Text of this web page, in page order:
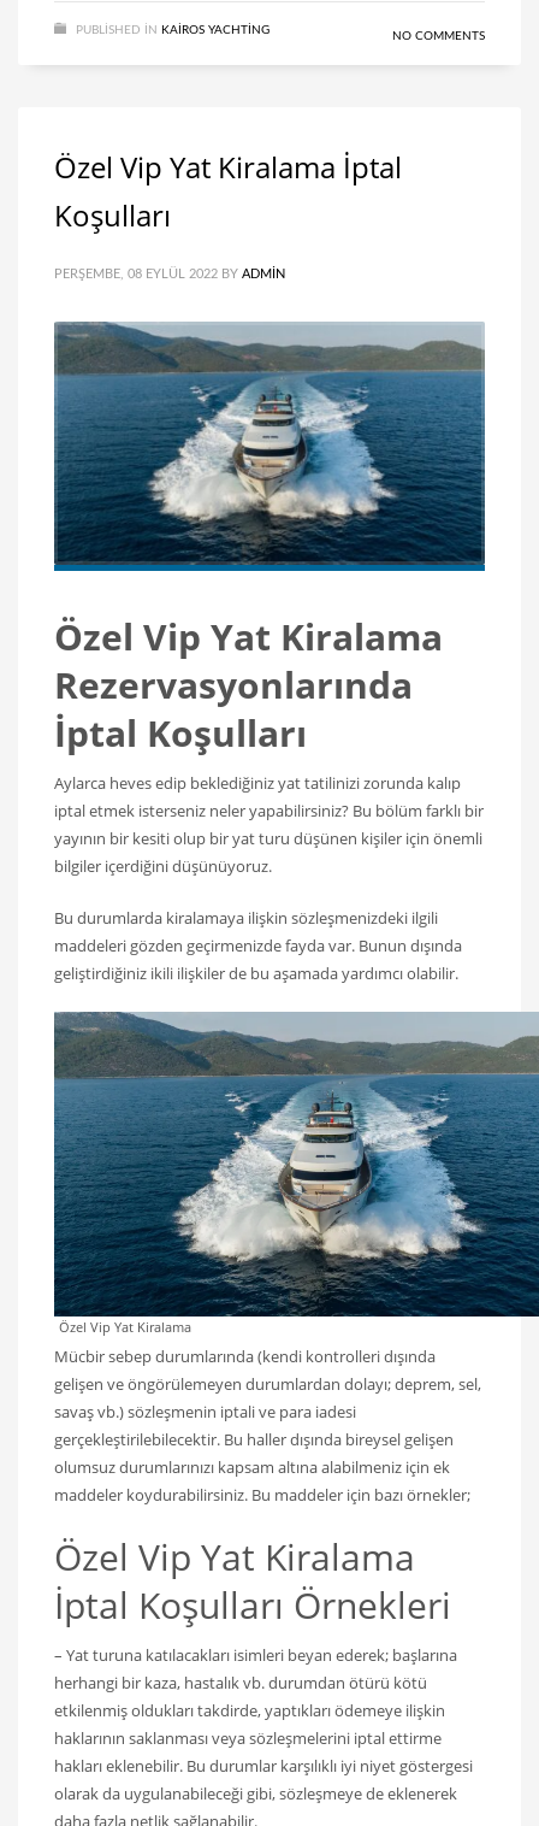
PUBLISHED IN KAIROS YACHTING NO COMMENTS
Özel Vip Yat Kiralama İptal
Koşulları
PERŞEMBE, 08 EYLÜL 2022 BY ADMIN
Özel Vip Yat Kiralama
Rezervasyonlarında
İptal Koşulları
Aylarca heves edip beklediğiniz yat tatilinizi zorunda kalıp
iptal etmek isterseniz neler yapabilirsiniz? Bu bölüm farklı bir
yayının bir kesiti olup bir yat turu düşünen kişiler için önemli
bilgiler içerdiğini düşünüyoruz.
Bu durumlarda kiralamaya ilişkin sözleşmenizdeki ilgili
maddeleri gözden geçirmenizde fayda var. Bunun dışında
geliştirdiğiniz ikili ilişkiler de bu aşamada yardımcı olabilir.
Özel Vip Yat Kiralama
Mücbir sebep durumlarında (kendi kontrolleri dışında
gelişen ve öngörülemeyen durumlardan dolayı; deprem, sel,
savaş vb.) sözleşmenin iptali ve para iadesi
gerçekleştirilebilecektir. Bu haller dışında bireysel gelişen
olumsuz durumlarınızı kapsam altına alabilmeniz için ek
maddeler koydurabilirsiniz. Bu maddeler için bazı örnekler;
Özel Vip Yat Kiralama
İptal Koşulları Örnekleri
– Yat turuna katılacakları isimleri beyan ederek; başlarına
herhangi bir kaza, hastalık vb. durumdan ötürü kötü
etkilenmiş oldukları takdirde, yaptıkları ödemeye ilişkin
haklarının saklanması veya sözleşmelerini iptal ettirme
hakları eklenebilir. Bu durumlar karşılıklı iyi niyet göstergesi
olarak da uygulanabileceği gibi, sözleşmeye de eklenerek
daha fazla netlik sağlanabilir.